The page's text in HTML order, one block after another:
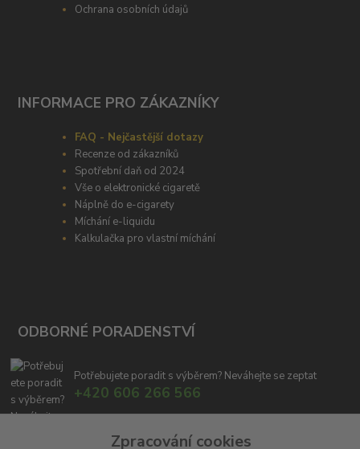
Ochrana osobních údajů
INFORMACE PRO ZÁKAZNÍKY
FAQ - Nejčastější dotazy
Recenze od zákazníků
Spotřební daň od 2024
Vše o elektronické cigaretě
Náplně do e-cigarety
Míchání e-liquidu
Kalkulačka pro vlastní míchání
ODBORNÉ PORADENSTVÍ
Potřebujete poradit s výběrem? Neváhejte se zeptat
+420 606 266 566
info@e-cigaretka.czZpracování cookies